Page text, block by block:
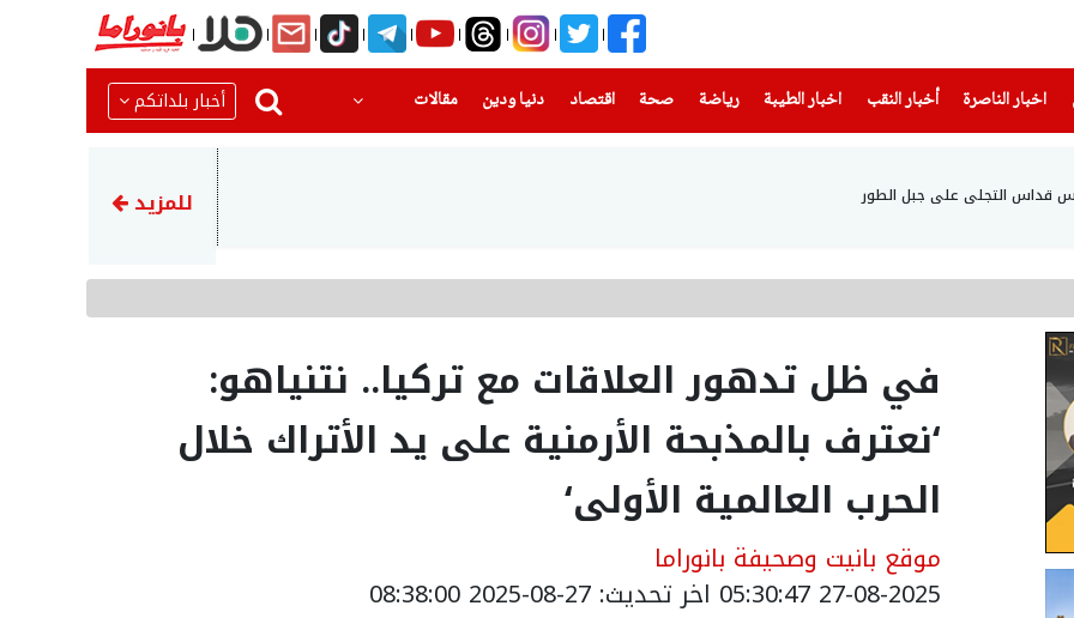
اخبار الناصرة
(current) أخبار النقب اخبار الطيبة(current) رياضة
(current) صحة(current) اقتصاد دنيا ودين
(current) مقالات أخبار بلداتكم
قداس التجلي على جبل الطور وفد طبي من جمعية أطباء
للمزيد
في ظل تدهور العلاقات مع تركيا.. نتنياهو:
‘نعترف بالمذبحة الأرمنية على يد الأتراك خلال
الحرب العالمية الأولى‘
موقع بانيت وصحيفة بانوراما
27-08-2025 05:30:47 اخر تحديث: 27-08-2025 08:38:00